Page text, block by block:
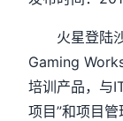
火星登陆沙
Gaming
培训产品，与
项目”和项目